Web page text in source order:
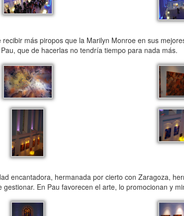
recibir más piropos que la Marilyn Monroe en sus
que de hacerlas no tendría tiempo para nada más.
encantadora, hermanada por cierto con Zaragoza,
gestionar. En Pau favorecen el arte, lo promocionan y